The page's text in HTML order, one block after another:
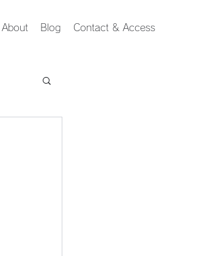
About Blog Contact & Access